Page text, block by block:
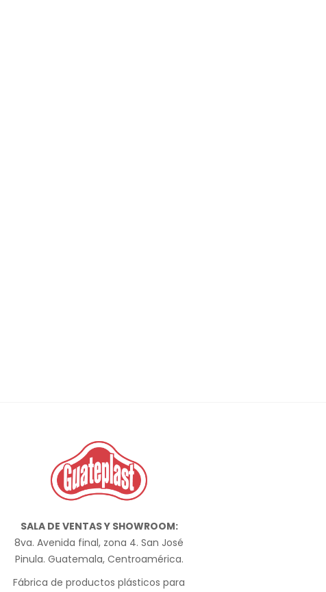
SALA DE VENTAS Y SHOWROOM:
8va. Avenida final, zona 4. San José
Pinula. Guatemala, Centroamérica.
Fábrica de productos plásticos para